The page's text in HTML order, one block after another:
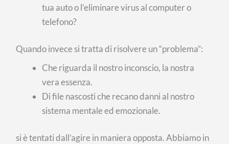
tua auto o l’eliminare virus al computer o
telefono?
Quando invece si tratta di risolvere un “problema”:
Che riguarda il nostro inconscio, la nostra
vera essenza.
Di file nascosti che recano danni al nostro
sistema mentale ed emozionale.
si è tentati dall’agire in maniera opposta. Abbiamo in